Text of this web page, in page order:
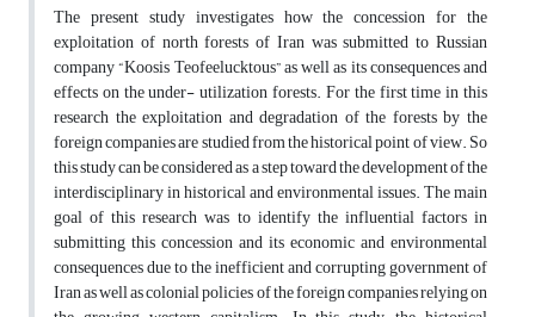
The present study investigates how the concession for the
exploitation of north forests of Iran was submitted to Russian
company “Koosis Teofeelucktous” as well as its consequences and
effects on the under- utilization forests. For the first time in this
research the exploitation and degradation of the forests by the
foreign companies are studied from the historical point of view. So
this study can be considered as a step toward the development of the
interdisciplinary in historical and environmental issues. The main
goal of this research was to identify the influential factors in
submitting this concession and its economic and environmental
consequences due to the inefficient and corrupting government of
Iran as well as colonial policies of the foreign companies relying on